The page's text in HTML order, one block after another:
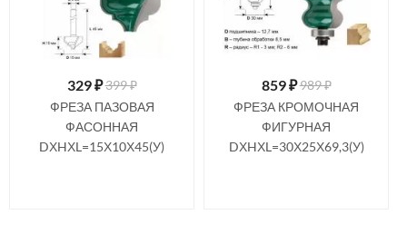
329₽399 ₽
ФРЕЗА ПАЗОВАЯ
ФАСОННАЯ
DХHХL=15Х10Х45(У)
859₽989 ₽
ФРЕЗА КРОМОЧНАЯ
ФИГУРНАЯ
DХHХL=30Х25Х69,3(У)